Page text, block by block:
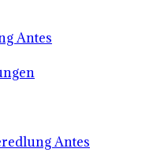
Antes
Antes